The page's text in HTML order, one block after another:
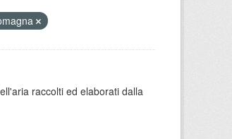
raccolti ed elaborati dalla